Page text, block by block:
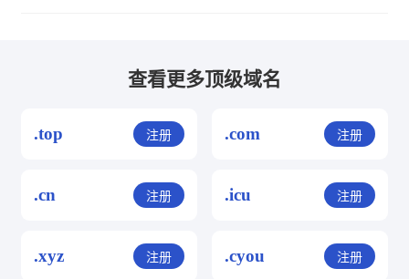
查看更多顶级域名
.top 注册 .com 注册
.cn 注册 .icu 注册
.xyz 注册 .cyou 注册